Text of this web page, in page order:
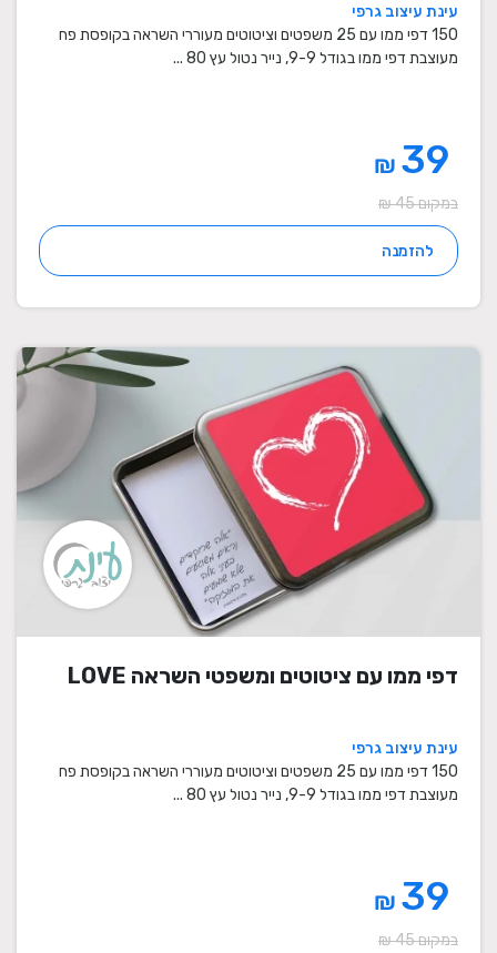
עינת עיצוב גרפי
150 דפי ממו עם 25 משפטים וציטוטים מעוררי השראה בקופסת פח
מעוצבת דפי ממו בגודל 9-9, נייר נטול עץ 80 ...
₪
במקום 45 ₪
להזמנה
דפי ממו עם ציטוטים ומשפטי השראה LOVE
עינת עיצוב גרפי
150 דפי ממו עם 25 משפטים וציטוטים מעוררי השראה בקופסת פח
מעוצבת דפי ממו בגודל 9-9, נייר נטול עץ 80 ...
₪
במקום 45 ₪